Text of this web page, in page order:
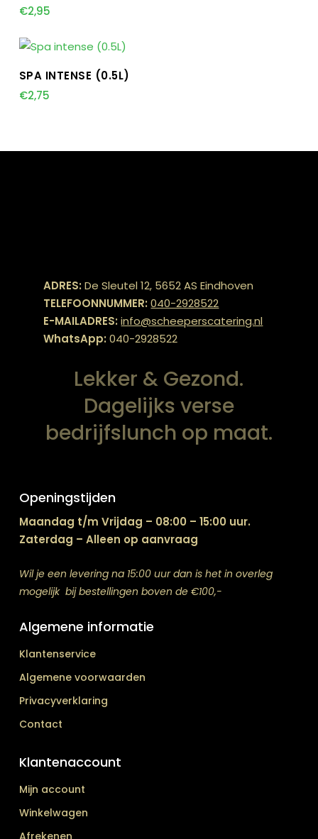
€2,95
TOEVOEGEN AAN WINKELWAGEN
SPA INTENSE (0.5L)
€2,75
ADRES: De Sleutel 12, 5652 AS Eindhoven
TELEFOONNUMMER: 040-2928522
E-MAILADRES: info@scheeperscatering.nl
WhatsApp: 040-2928522
Lekker & Gezond.
Dagelijks verse
bedrijfslunch op maat.
Openingstijden
Maandag t/m Vrijdag – 08:00 – 15:00 uur.
Zaterdag – Alleen op aanvraag
Wil je een levering na 15:00 uur dan is het in overleg
mogelijk bij bestellingen boven de €100,-
Algemene informatie
Klantenservice
Algemene voorwaarden
Privacyverklaring
Contact
Klantenaccount
Mijn account
Winkelwagen
Afrekenen